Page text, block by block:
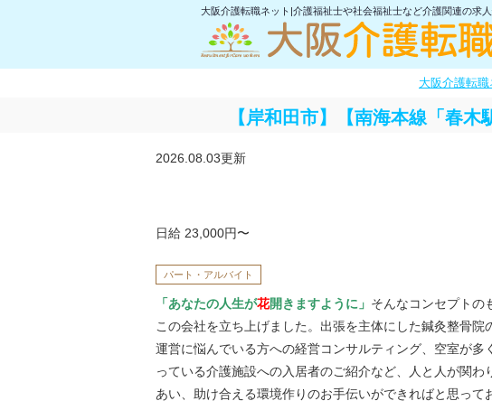
大阪介護転職ネット|介護福祉士や社会福祉士など介護関連の求人
大阪介護転職
【岸和田市】【南海本線「春
2026.08.03更新
日給 23,000円〜
パート・アルバイト
「あなたの人生が花開きますように」 そんなコンセプトの
この会社を立ち上げました。出張を主体にした鍼灸整骨院
運営に悩んでいる方への経営コンサルティング、空室が多
っている介護施設への入居者のご紹介など、人と人が関わ
あい、助け合える環境作りのお手伝いができればと思って